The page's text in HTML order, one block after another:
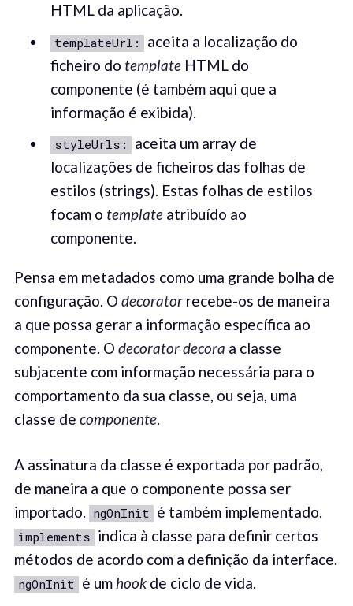
HTML da aplicação.
templateUrl:
aceita a localização do
ficheiro do template HTML do
componente (é também aqui que a
informação é exibida).
styleUrls:
aceita um array de
localizações de ficheiros das folhas de
estilos (strings). Estas folhas de estilos
focam o template atribuído ao
componente.
Pensa em metadados como uma grande bolha de
configuração. O decorator recebe-os de maneira
a que possa gerar a informação específica ao
componente. O decoratordecora a classe
subjacente com informação necessária para o
comportamento da sua classe, ou seja, uma
classe de componente.
A assinatura da classe é exportada por padrão,
de maneira a que o componente possa ser
importado. ngOnInit é também implementado.
implements indica à classe para definir certos
métodos de acordo com a definição da interface.
ngOnInit é um hookde ciclo de vida.